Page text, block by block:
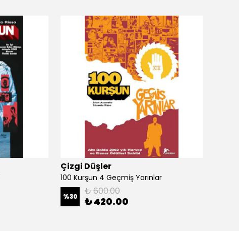
Çizgi Düşler
100 Kurşun 4 Geçmiş Yarınlar
%30 ₺ 600.00
₺ 420.00